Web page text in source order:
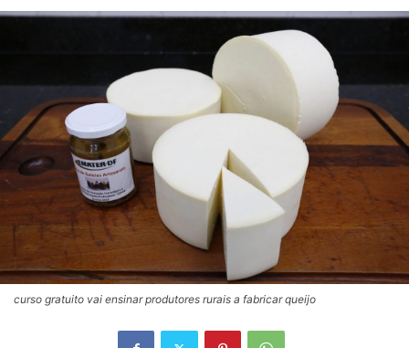
curso gratuito vai ensinar produtores rurais a fabricar queijo